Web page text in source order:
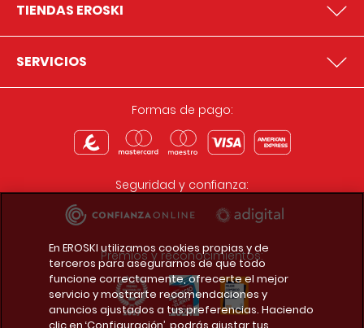
TIENDAS EROSKI
SERVICIOS
Formas de pago:
Seguridad y confianza:
Premios y reconocimientos:
En EROSKI utilizamos cookies propias y de
terceros para asegurarnos de que todo
funcione correctamente, ofrecerte el mejor
servicio y mostrarte recomendaciones y
anuncios ajustados a tus preferencias. Haciendo
clic en ‘Configuración’, podrás ajustar tus